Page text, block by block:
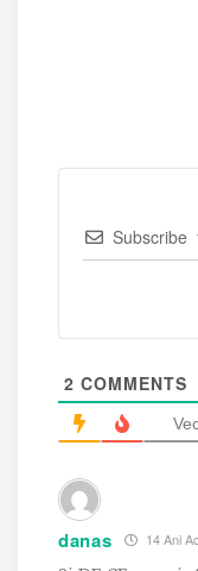
Subscribe
2 COMMENTS
danas 14 Ani